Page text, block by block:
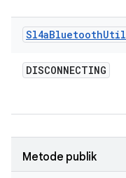
Sl4aBluetoothUtil
DISCONNECTING
Metode publik